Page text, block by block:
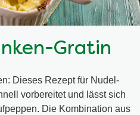
Gratin
Dieses Rezept für Nudel-
vorbereitet und lässt sich
Die Kombination aus